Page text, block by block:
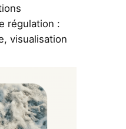
régulation :
visualisation